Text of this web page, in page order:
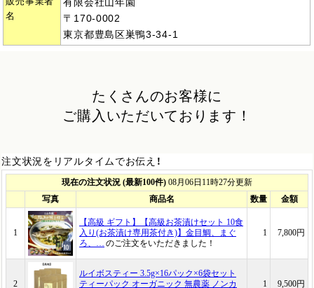
名
〒170-0002
東京都豊島区巣鴨3-34-1
たくさんのお客様に
ご購入いただいております！
注文状況をリアルタイムでお伝え！